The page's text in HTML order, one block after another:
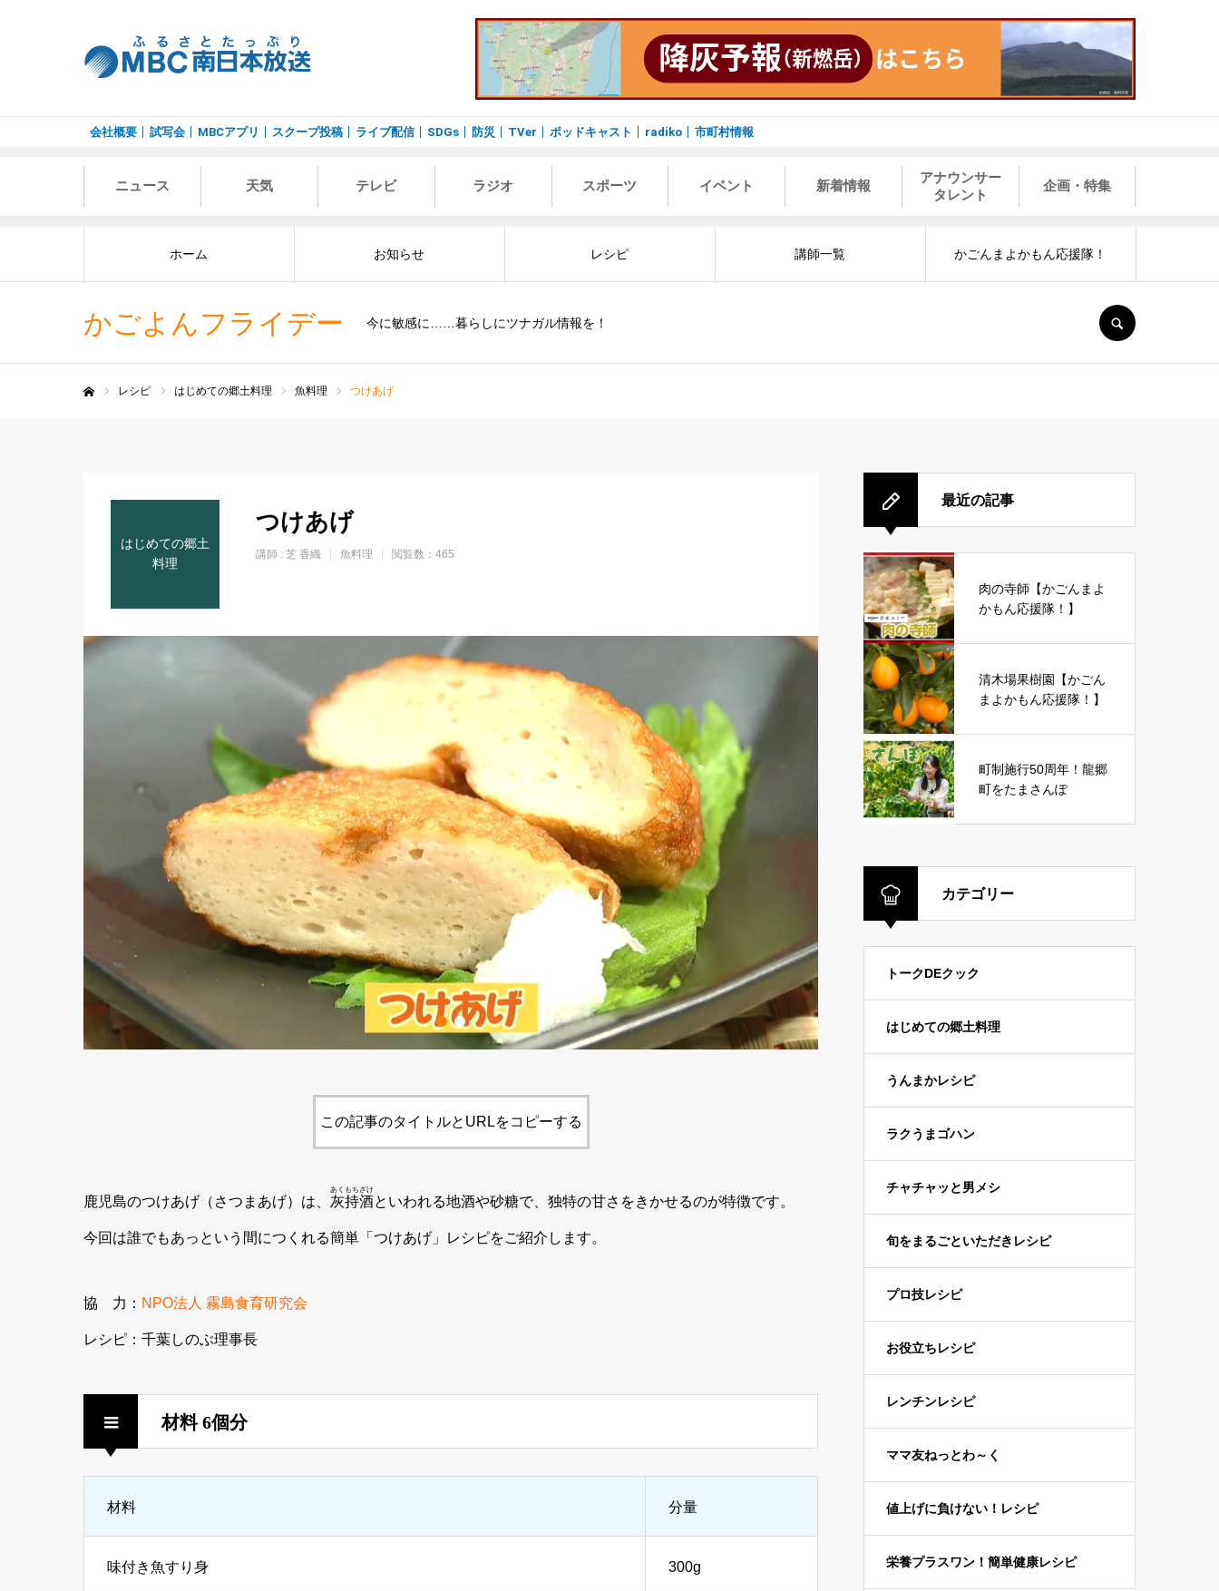
会社概要 試写会 MBCアプリ スクープ投稿 ライブ配信 SDGs 防災 TVer ポッドキャスト radiko 市町村情報
ニュース 天気 テレビ ラジオ スポーツ イベント 新着情報
アナウンサー
タレント
企画・特集
かごよんフライデー 今に敏感に……暮らしにツナガル情報を！
ホーム お知らせ レシピ 講師一覧 かごんまよかもん応援隊！
レシピ はじめての郷土料理 魚料理 つけあげ
はじめての郷土
料理
つけあげ
講師 : 芝 香織 魚料理 閲覧数：465
この記事のタイトルとURLをコピーする
鹿児島のつけあげ（さつまあげ）は、 灰持酒
あくもちざけ
といわれる地酒や砂糖で、独特の甘さをきかせるのが特徴です。
今回は誰でもあっという間につくれる簡単「つけあげ」レシピをご紹介します。
協 力： NPO法人 霧島食育研究会
レシピ：千葉しのぶ理事長
材料 6個分
材料 分量
味付き魚すり身 300g
最近の記事
肉の寺師【かごんまよ
かもん応援隊！】
清木場果樹園【かごん
まよかもん応援隊！】
町制施行50周年！龍郷
町をたまさんぽ
カテゴリー
トークDEクック
はじめての郷土料理
うんまかレシピ
ラクうまゴハン
チャチャッと男メシ
旬をまるごといただきレシピ
プロ技レシピ
お役立ちレシピ
レンチンレシピ
ママ友ねっとわ～く
値上げに負けない！レシピ
栄養プラスワン！簡単健康レシピ